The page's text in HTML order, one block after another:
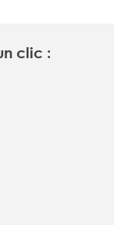
clic :